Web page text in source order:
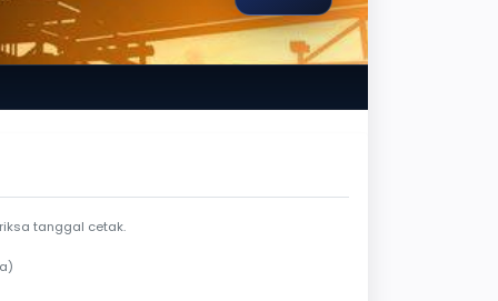
berlaku
tanggal cetak.